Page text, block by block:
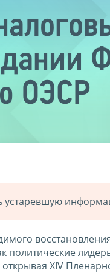
ОЭСР
устаревшую
политические
открывая XIV